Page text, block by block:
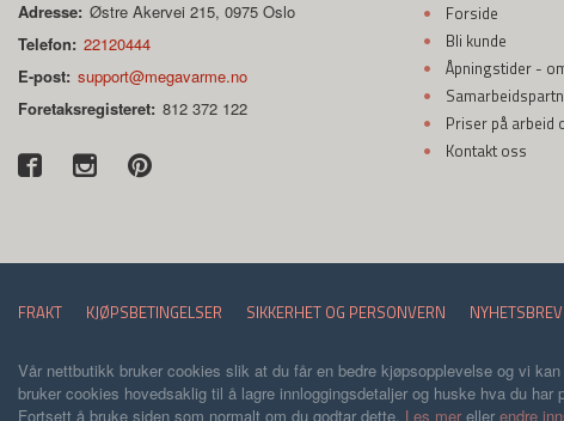
Adresse: Østre Akervei 215, 0975 Oslo
Telefon: 22120444
E-post: support@megavarme.no
Foretaksregisteret: 812 372 122
Forside
Bli kunde
Åpningstider -
Priser på arbeid
Kontakt oss
FRAKT KJØPSBETINGELSER SIKKERHET OG PERSONVERN NYHETSBREV
Vår nettbutikk bruker cookies slik at du får en bedre kjøpsopplevelse og vi
bruker cookies hovedsaklig til å lagre innloggingsdetaljer og huske hva du har
Fortsett å bruke siden som normalt om du godtar dette. Les mer eller endre